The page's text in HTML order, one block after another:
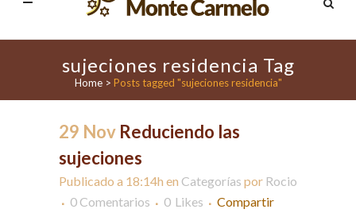
sujeciones residencia Tag
Home> Posts tagged "sujeciones residencia"
29 Nov Reduciendo las
sujeciones
Publicado a 18:14h en Categorías por Rocio
0 Comentarios
0 Likes Compartir